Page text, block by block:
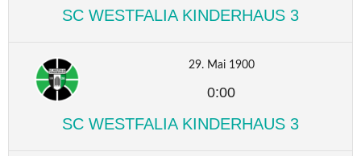
SC WESTFALIA KINDERHAUS 3
29. Mai 1900
0:00
SC WESTFALIA KINDERHAUS 3